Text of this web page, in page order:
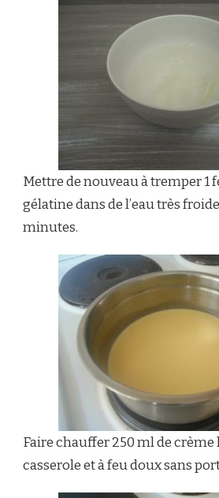
Mettre de nouveau à tremper 1
gélatine dans de l’eau très
minutes.
Faire chauffer 250 ml de
casserole et à feu doux sans